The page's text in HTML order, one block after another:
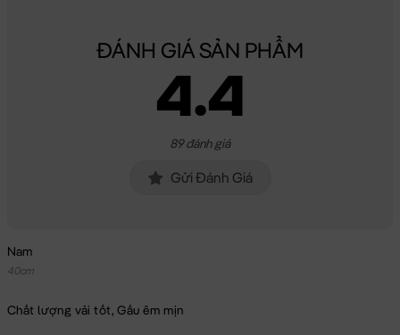
ĐÁNH GIÁ SẢN PHẨM
4.4
89 đánh giá
Gửi Đánh Giá
Nam
40cm
Chất lượng vải tốt, Gấu êm mịn